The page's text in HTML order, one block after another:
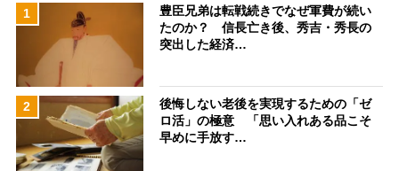
1
豊臣兄弟は転戦続きでなぜ軍費が続い
たのか？ 信長亡き後、秀吉・秀長の
突出した経済…
2
後悔しない老後を実現するための「ゼ
ロ活」の極意 「思い入れある品こそ
早めに手放す…